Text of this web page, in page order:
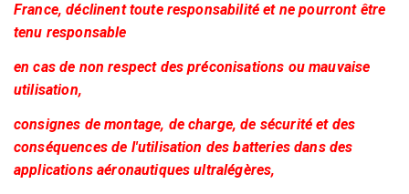
France, déclinent toute responsabilité et ne pourront être
tenu responsable
en cas de non respect des préconisations ou mauvaise
utilisation,
consignes de montage, de charge, de sécurité et des
conséquences de l'utilisation des batteries dans des
applications aéronautiques ultralégères,